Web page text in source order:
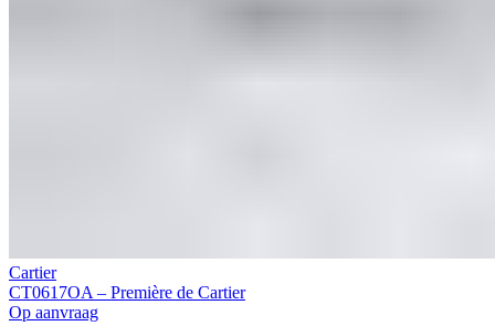
Cartier
CT0617OA – Première de Cartier
Op aanvraag